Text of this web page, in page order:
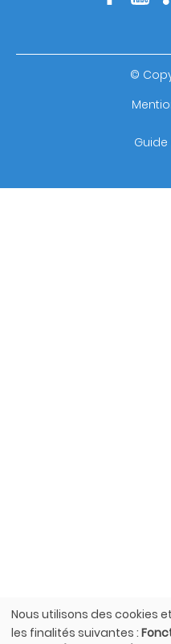
©
Utilisation
des
Nous utilisons des cookies
les finalités suivantes :